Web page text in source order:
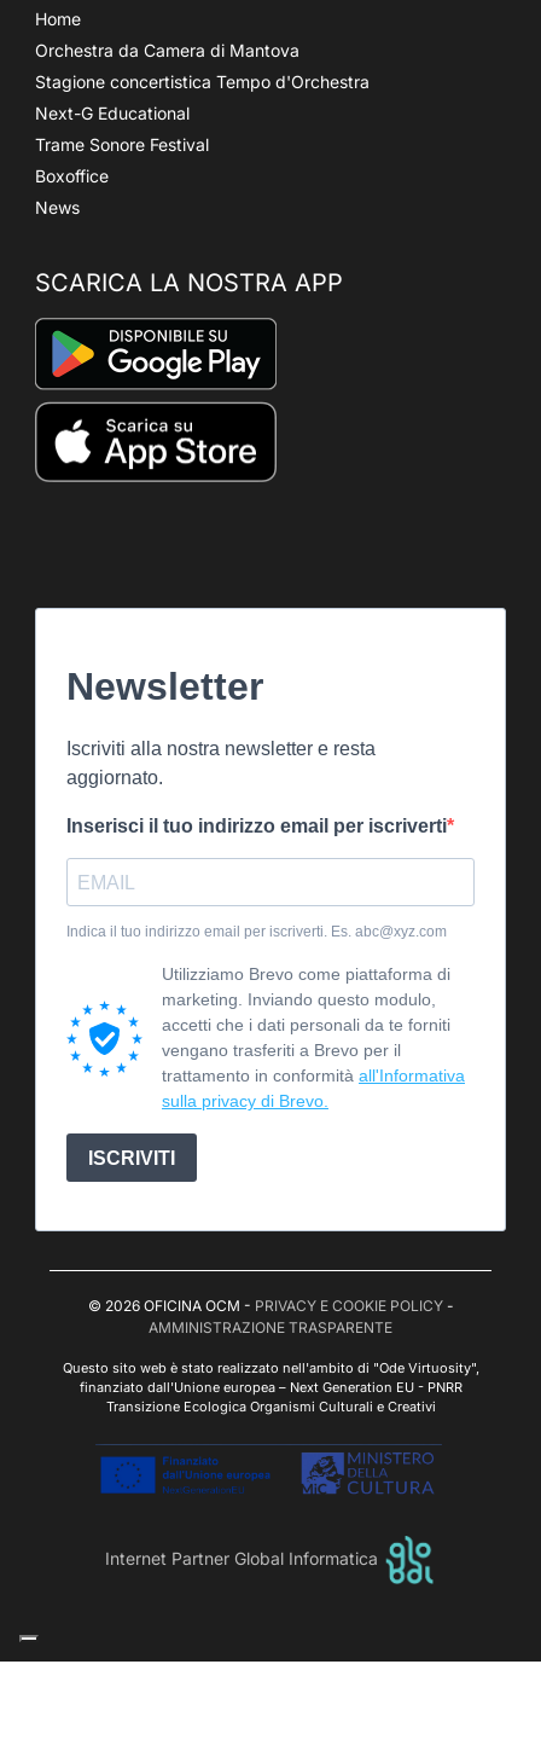
Home
Orchestra da Camera di Mantova
Stagione concertistica Tempo d'Orchestra
Next-G Educational
Trame Sonore Festival
Boxoffice
News
SCARICA LA NOSTRA APP
Newsletter
Iscriviti alla nostra newsletter e resta
aggiornato.
Inserisci il tuo indirizzo email per iscriverti
Indica il tuo indirizzo email per iscriverti. Es. abc@xyz.com
Utilizziamo Brevo come piattaforma di
marketing. Inviando questo modulo,
accetti che i dati personali da te forniti
vengano trasferiti a Brevo per il
trattamento in conformità all'Informativa
sulla privacy di Brevo.
ISCRIVITI
© 2026 OFICINA OCM - PRIVACY E COOKIE POLICY-
AMMINISTRAZIONE TRASPARENTE
Questo sito web è stato realizzato nell'ambito di "Ode Virtuosity",
finanziato dall'Unione europea – Next Generation EU - PNRR
Transizione Ecologica Organismi Culturali e Creativi
Internet Partner Global Informatica